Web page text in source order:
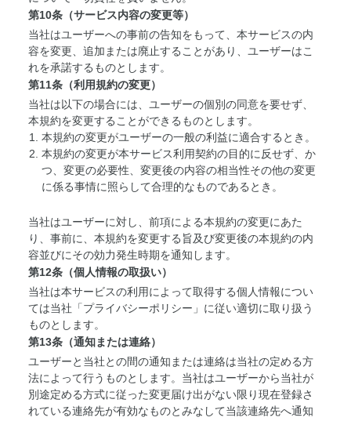
第10条（サービス内容の変更等）
当社はユーザーへの事前の告知をもって、本サービスの内
容を変更、追加または廃止することがあり、ユーザーはこ
れを承諾するものとします。
第11条（利用規約の変更）
当社は以下の場合には、ユーザーの個別の同意を要せず、
本規約を変更することができるものとします。
本規約の変更がユーザーの一般の利益に適合するとき。
本規約の変更が本サービス利用契約の目的に反せず、か
つ、変更の必要性、変更後の内容の相当性その他の変更
に係る事情に照らして合理的なものであるとき。
当社はユーザーに対し、前項による本規約の変更にあた
り、事前に、本規約を変更する旨及び変更後の本規約の内
容並びにその効力発生時期を通知します。
第12条（個人情報の取扱い）
当社は本サービスの利用によって取得する個人情報につい
ては当社「プライバシーポリシー」に従い適切に取り扱う
ものとします。
第13条（通知または連絡）
ユーザーと当社との間の通知または連絡は当社の定める方
法によって行うものとします。当社はユーザーから当社が
別途定める方式に従った変更届け出がない限り現在登録さ
れている連絡先が有効なものとみなして当該連絡先へ通知